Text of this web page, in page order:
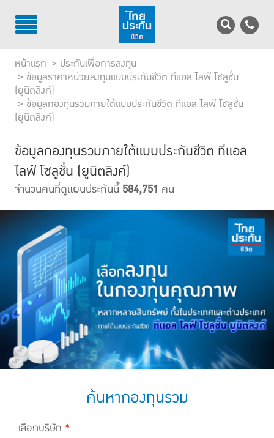
บริการลูกค้า
บริการตัวแทน
นักลงทุนสัมพันธ์
เพื่อสังคมไทย
ติดต่อไทยประกันชีวิต
บทความ
แบบประกันทั้งหมด
แบบประกันที่เหมาะกับช่วงอายุ
เปรียบเทียบแบบประกัน
เลือกแบบประกันที่เหมาะกับคุณ
TL Learning Center
หน้าแรก
ประกันเพื่อการลงทุน
ข้อมูลราคาหน่วยลงทุนแบบประกันชีวิต ทีแอล ไลฟ์ โซลูชั่น
(ยูนิตลิงค์)
ข้อมูลกองทุนรวมภายใต้แบบประกันชีวิต ทีแอล ไลฟ์ โซลูชั่น
(ยูนิตลิงค์)
ข้อมูลกองทุนรวมภายใต้แบบประกันชีวิต ทีแอล
ไลฟ์ โซลูชั่น (ยูนิตลิงค์)
จำนวนคนที่ดูแผนประกันนี้584,751 คน
ค้นหากองทุนรวม
เลือกบริษัท *